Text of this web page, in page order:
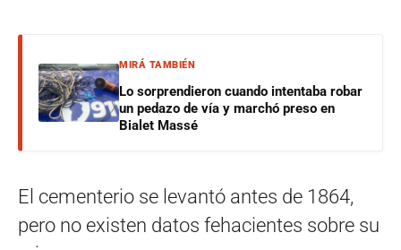
MIRÁ TAMBIÉN
Lo sorprendieron cuando intentaba robar
un pedazo de vía y marchó preso en
Bialet Massé
El cementerio se levantó antes de 1864,
pero no existen datos fehacientes sobre su